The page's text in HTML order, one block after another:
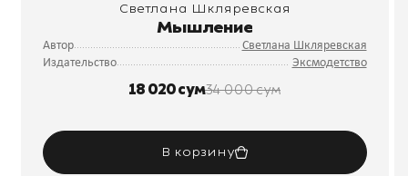
Светлана Шкляревская
Мышление
Автор
Светлана Шкляревская
Издательство
Эксмодетство
18 020 сум34 000 сум
В корзину